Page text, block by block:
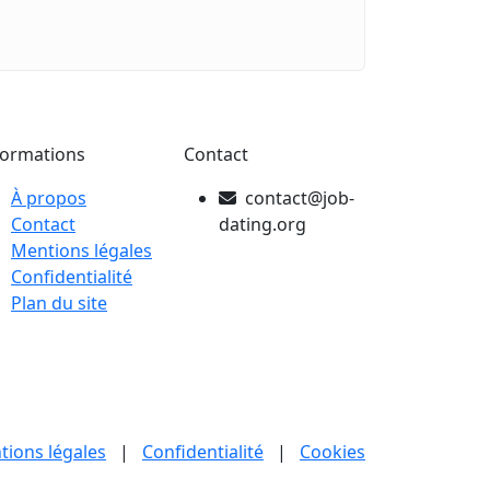
À propos
Contact
Mentions légales
Confidentialité
Plan du site
Contact
contact@job-
dating.org
légales | Confidentialité | Cookies